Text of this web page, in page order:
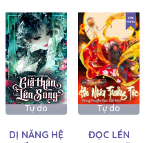
Tự do
DỊ NĂNG HỆ
Tự do
ĐỌC LÉN